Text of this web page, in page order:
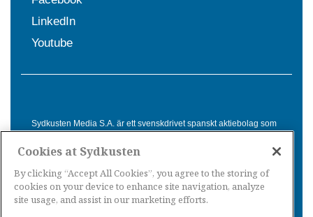
LinkedIn
Youtube
Sydkusten Media S.A. är ett svenskdrivet spanskt aktiebolag som
Spanien. Genom nyhetsbevakning av hela Spanien, med bas på
informationsförmedling för svenskar i Spanien.
Cookies at Sydkusten
By clicking “Accept All Cookies”, you agree to the storing of
cookies on your device to enhance site navigation, analyze
site usage, and assist in our marketing efforts.